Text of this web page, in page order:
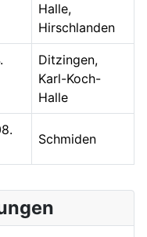
Halle,
Hirschlanden
Ditzingen,
Karl-Koch-
Halle
Schmiden